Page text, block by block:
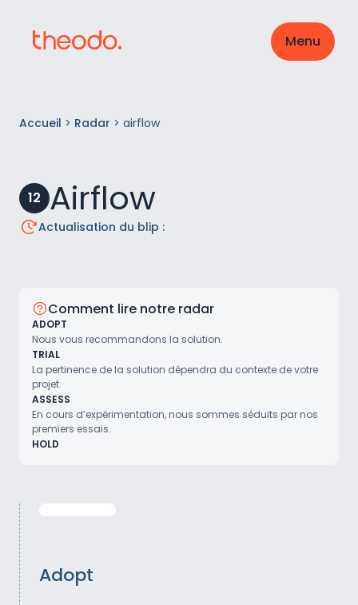
Menu
Accueil > Radar > airflow
12 Airflow
Actualisation du blip :
Adopt
Comment lire notre radar
ADOPT
Nous vous recommandons la solution.
TRIAL
La pertinence de la solution dépendra du contexte de votre
projet.
ASSESS
En cours d’expérimentation, nous sommes séduits par nos
premiers essais.
HOLD